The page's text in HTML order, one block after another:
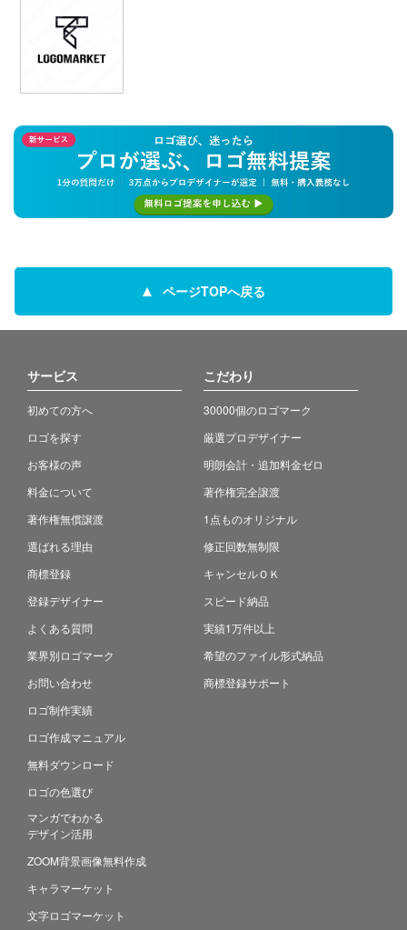
ページTOPへ戻る
サービス
初めての方へ
ロゴを探す
お客様の声
料金について
著作権無償譲渡
選ばれる理由
商標登録
登録デザイナー
よくある質問
業界別ロゴマーク
お問い合わせ
ロゴ制作実績
ロゴ作成マニュアル
無料ダウンロード
ロゴの色選び
マンガでわかる
デザイン活用
ZOOM背景画像無料作成
キャラマーケット
文字ロゴマーケット
こだわり
30000個のロゴマーク
厳選プロデザイナー
明朗会計・追加料金ゼロ
著作権完全譲渡
1点ものオリジナル
修正回数無制限
キャンセルＯＫ
スピード納品
実績1万件以上
希望のファイル形式納品
商標登録サポート